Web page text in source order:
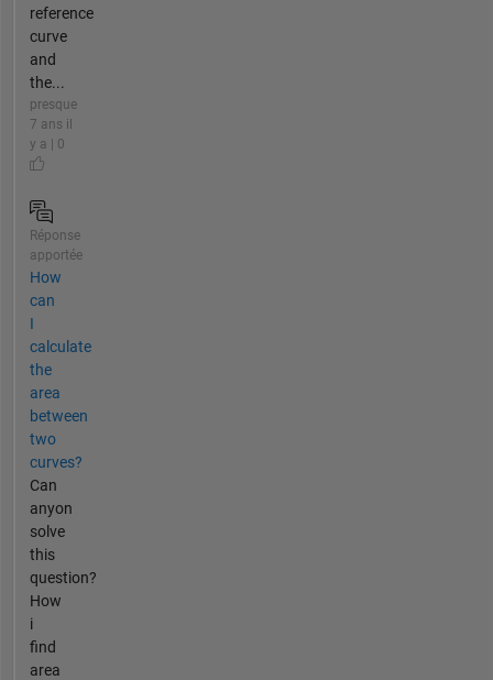
reference
curve
and
the...
presque
7 ans il
y a | 0
Réponse
apportée
How
can
I
calculate
the
area
between
two
curves?
Can
anyon
solve
this
question?
How
i
find
area